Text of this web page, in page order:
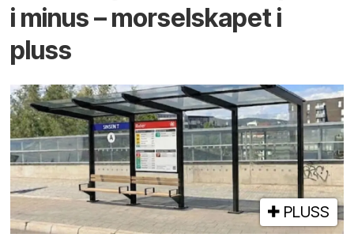
i minus – mor­selskapet i
pluss
PLUSS